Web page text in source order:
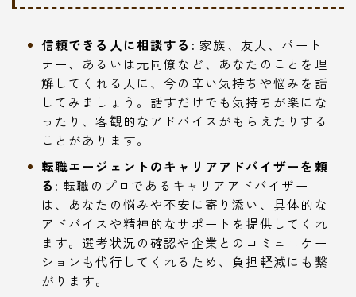
信頼できる人に相談する: 家族、友人、パート
ナー、あるいは元同僚など、あなたのことを理
解してくれる人に、今の辛い気持ちや悩みを話
してみましょう。話すだけでも気持ちが楽にな
ったり、客観的なアドバイスがもらえたりする
ことがあります。
転職エージェントのキャリアアドバイザーを頼
る: 転職のプロであるキャリアアドバイザー
は、あなたの悩みや不安に寄り添い、具体的な
アドバイスや精神的なサポートを提供してくれ
ます。選考状況の確認や企業とのコミュニケー
ションも代行してくれるため、負担軽減にも繋
がります。